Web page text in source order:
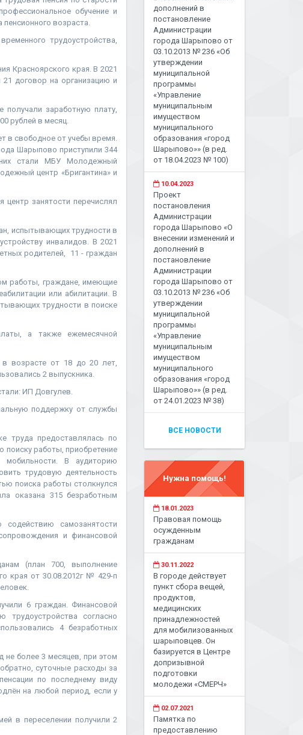
обучение и
возраста.
трудоустройства,
Красноярского края. В 2021
договор на организацию и
получали заработную плату,
рублей в месяц.
в свободное от учебы время.
Шарыпово приступили 344
стали МБУ Молодежный
центр «Бригантина» и
занятости перечислял
испытывающих трудности в
инвалидов. В 2021
родителей, 11 - граждан
работы, граждане, имеющие
или абилитации. В
трудности в поиске
а также ежемесячной
в возрасте от 18 до 20 лет,
2 выпускника.
ИП Довгулев.
поддержку от службы
труда предоставлялась по
поиску работы, приобретение
мобильности. В аудиторию
трудовую деятельность
поиска работы столкнулся
оказана 315 безработным
содействию самозанятости
и финансовой
(план 700, выполнение
края от 30.08.2012г № 429-п
6 граждан. Финансовой
согласно
4 безработных
не более 3 месяцев, при этом
суточные расходы за
по последнему виду
на любой период, если у
в переселении получили 2
дополнений в
постановление
Администрации
города Шарыпово от
03.10.2013 № 236 «Об
утверждении
муниципальной
программы
«Управление
муниципальным
имуществом
муниципального
образования «город
Шарыпово»» (в ред.
от 18.04.2023 № 100)
10.04.2023
Проект
постановления
Администрации
города Шарыпово «О
внесении изменений и
дополнений в
постановление
Администрации
города Шарыпово от
03.10.2013 № 236 «Об
утверждении
муниципальной
программы
«Управление
муниципальным
имуществом
муниципального
образования «город
Шарыпово»» (в ред.
от 24.01.2023 № 38)
ВСЕ НОВОСТИ
Нужна помощь!
18.01.2023
Правовая помощь
осужденным
гражданам
30.11.2022
В городе действует
пункт сбора вещей,
продуктов,
медицинских
принадлежностей
для мобилизованных
шарыповцев. Он
базируется в Центре
допризывной
подготовки
молодежи «СМЕРЧ»
02.07.2021
Памятка по
предоставлению